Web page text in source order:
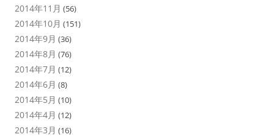
2014年11月 (56)
2014年10月 (151)
2014年9月 (36)
2014年8月 (76)
2014年7月 (12)
2014年6月 (8)
2014年5月 (10)
2014年4月 (12)
2014年3月 (16)